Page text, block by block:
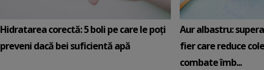
Hidratarea corectă: 5 boli pe care le poți
preveni dacă bei suficientă apă
Aur albastru:
fier care reduce
combate îmb...